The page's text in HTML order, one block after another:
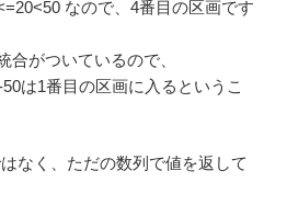
なので、4番目の区画です
合がついているので、
は1番目の区画に入るというこ
なく、ただの数列で値を返して